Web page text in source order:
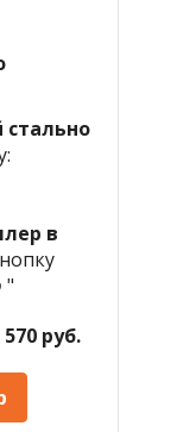
стально
в
"
руб.